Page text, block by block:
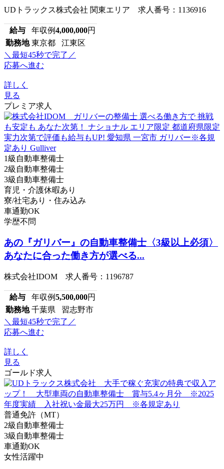
UDトラックス株式会社 関東エリア 求人番号：1136916
給与 年収例4,000,000円
勤務地 東京都 江東区
＼最短45秒で完了／
応募へ進む
詳しく
見る
プレミア求人
1級自動車整備士
2級自動車整備士
3級自動車整備士
育児・介護休暇あり
寮/社宅あり・住み込み
車通勤OK
学歴不問
あの『ガリバー』の自動車整備士〈3級以上必須〉
あなたに合った働き方が選べる...
株式会社IDOM 求人番号：1196787
給与 年収例5,500,000円
勤務地 千葉県 習志野市
＼最短45秒で完了／
応募へ進む
詳しく
見る
ゴールド求人
普通免許（MT）
2級自動車整備士
3級自動車整備士
車通勤OK
女性活躍中